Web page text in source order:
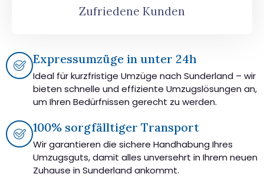
Zufriedene Kunden
Expressumzüge in unter 24h
Ideal für kurzfristige Umzüge nach Sunderland – wir
bieten schnelle und effiziente Umzugslösungen an,
um Ihren Bedürfnissen gerecht zu werden.
100% sorgfälltiger Transport
Wir garantieren die sichere Handhabung Ihres
Umzugsguts, damit alles unversehrt in Ihrem neuen
Zuhause in Sunderland ankommt.